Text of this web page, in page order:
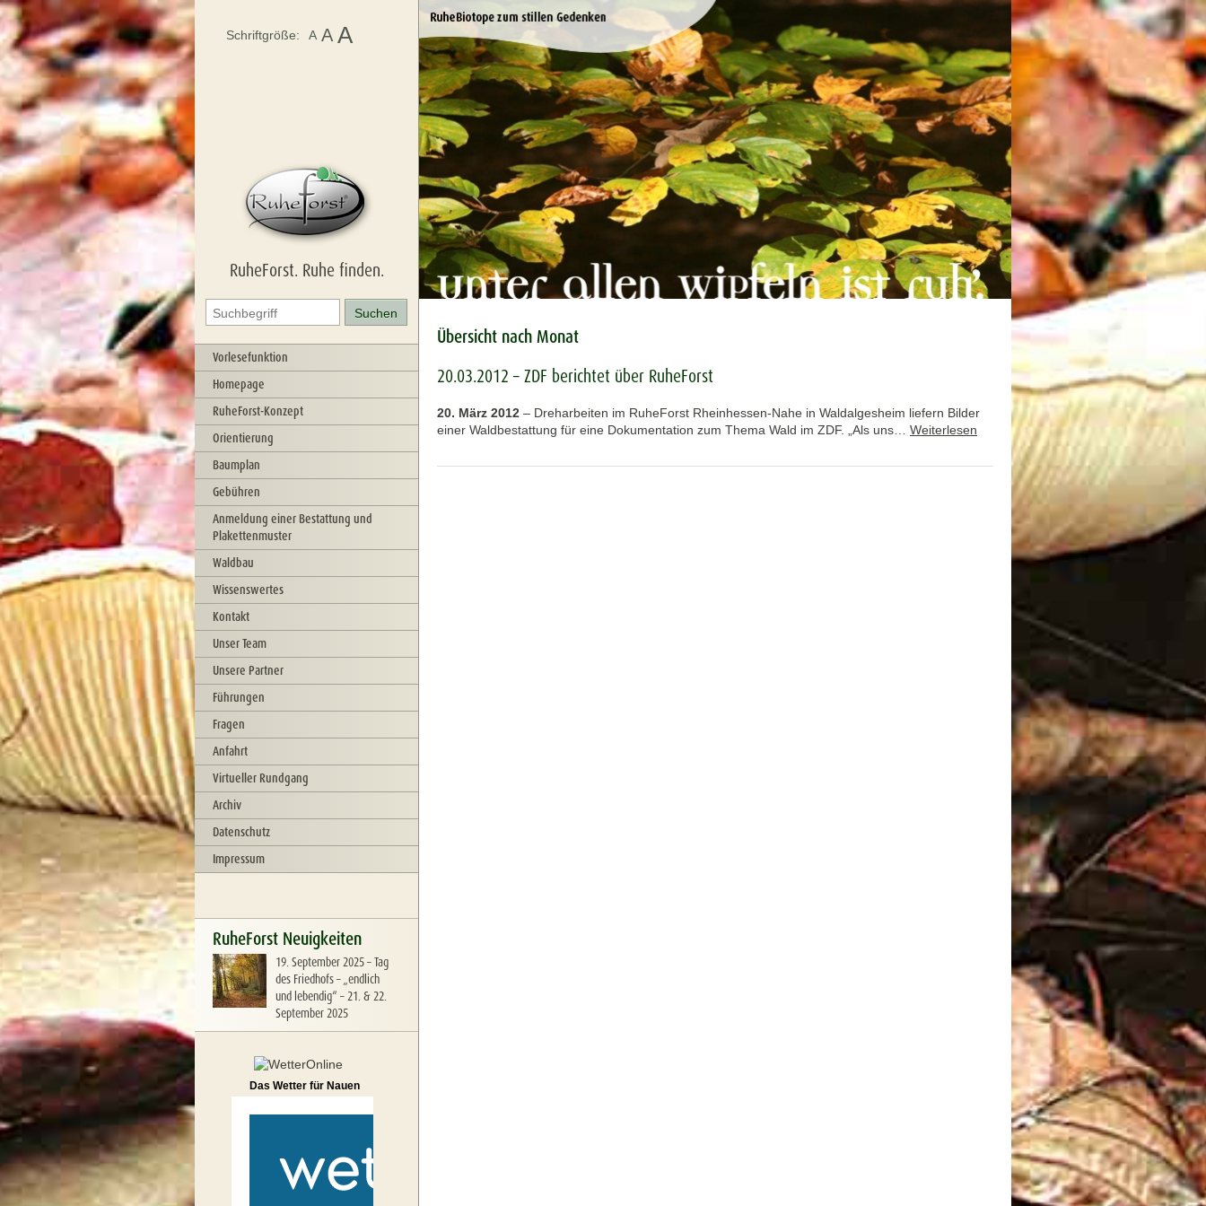
RuheForst. Ruhe finden.
Vorlesefunktion
Homepage
RuheForst-Konzept
Orientierung
Baumplan
Gebühren
Anmeldung einer Bestattung und
Plakettenmuster
Waldbau
Wissenswertes
Kontakt
Unser Team
Unsere Partner
Führungen
Fragen
Anfahrt
Virtueller Rundgang
Archiv
Datenschutz
Impressum
RuheForst Neuigkeiten
19. September 2025–Tag
des Friedhofs – „endlich
und lebendig“ – 21. & 22.
September 2025
Schriftgröße: A A A
Das Wetter für Nauen
Übersicht nach Monat
20.03.2012 – ZDF berichtet über RuheForst
20. März 2012 – Dreharbeiten im RuheForst Rheinhessen-Nahe in Waldalgesheim liefern Bilder
einer Waldbestattung für eine Dokumentation zum Thema Wald im ZDF. „Als uns… Weiterlesen